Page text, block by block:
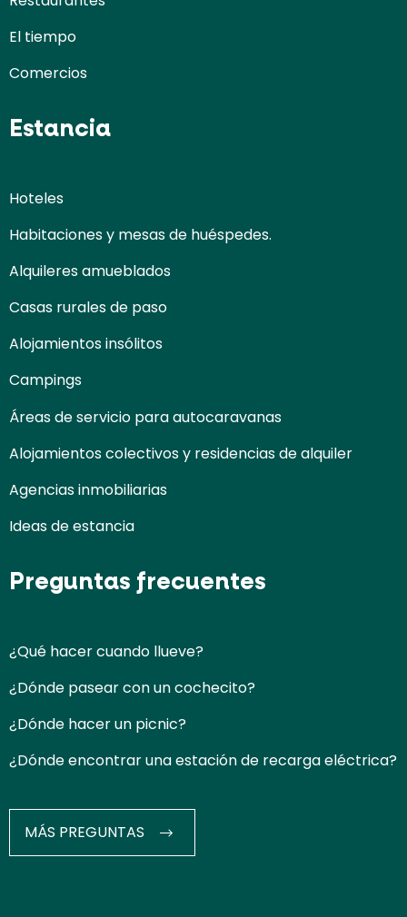
El tiempo
Comercios
Estancia
Hoteles
Habitaciones y mesas de huéspedes.
Alquileres amueblados
Casas rurales de paso
Alojamientos insólitos
Campings
Áreas de servicio para autocaravanas
Alojamientos colectivos y residencias de alquiler
Agencias inmobiliarias
Ideas de estancia
Preguntas frecuentes
¿Qué hacer cuando llueve?
¿Dónde pasear con un cochecito?
¿Dónde hacer un picnic?
¿Dónde encontrar una estación de recarga eléctrica?
MÁS PREGUNTAS